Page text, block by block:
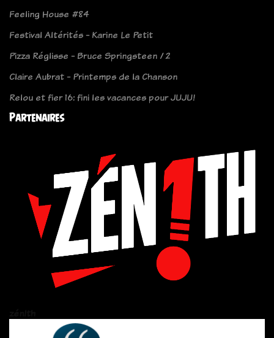
Feeling House #84
Festival Altérités - Karine Le Petit
Pizza Réglisse - Bruce Springsteen / 2
Claire Aubrat - Printemps de la Chanson
Relou et fier 16: fini les vacances pour JUJU!
Partenaires